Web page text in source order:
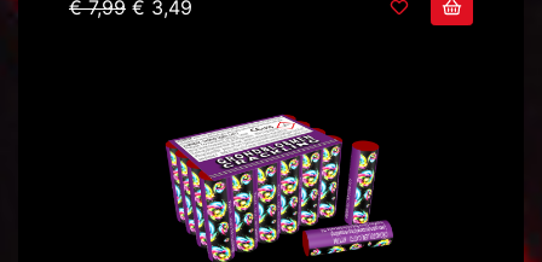
€ 7,99 € 3,49